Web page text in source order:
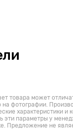
товара может
на фотографии.
характеристики и
эти параметры у
Предложение не